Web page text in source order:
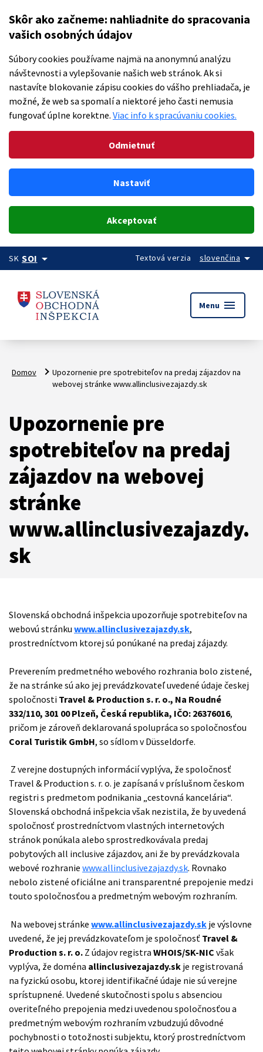
Skôr ako začneme: nahliadnite do spracovania
vašich osobných údajov
Súbory cookies používame najmä na anonymnú analýzu
návštevnosti a vylepšovanie našich web stránok. Ak si
nastavíte blokovanie zápisu cookies do vášho prehliadača, je
možné, že web sa spomalí a niektoré jeho časti nemusia
fungovať úplne korektne. Viac info k spracúvaniu cookies.
Odmietnuť
Nastaviť
Akceptovať
SK SOIarrow_drop_down Textová verzia slovenčina arrow_drop_down
Menu menu
Domov
Upozornenie pre spotrebiteľov na predaj zájazdov na
webovej stránke www.allinclusivezajazdy.sk
Upozornenie pre
spotrebiteľov na predaj
zájazdov na webovej
stránke
www.allinclusivezajazdy.
sk
Slovenská obchodná inšpekcia upozorňuje spotrebiteľov na
webovú stránku www.allinclusivezajazdy.sk,
prostredníctvom ktorej sú ponúkané na predaj zájazdy.
Preverením predmetného webového rozhrania bolo zistené,
že na stránke sú ako jej prevádzkovateľ uvedené údaje českej
spoločnosti Travel & Production s. r. o., Na Roudné
332/110, 301 00 Plzeň, Česká republika, IČO: 26376016,
pričom je zároveň deklarovaná spolupráca so spoločnosťou
Coral Turistik GmbH, so sídlom v Düsseldorfe.
Z verejne dostupných informácií vyplýva, že spoločnosť
Travel & Production s. r. o. je zapísaná v príslušnom českom
registri s predmetom podnikania „cestovná kancelária“.
Slovenská obchodná inšpekcia však nezistila, že by uvedená
spoločnosť prostredníctvom vlastných internetových
stránok ponúkala alebo sprostredkovávala predaj
pobytových all inclusive zájazdov, ani že by prevádzkovala
webové rozhranie www.allinclusivezajazdy.sk. Rovnako
nebolo zistené oficiálne ani transparentné prepojenie medzi
touto spoločnosťou a predmetným webovým rozhraním.
Na webovej stránke www.allinclusivezajazdy.sk je výslovne
uvedené, že jej prevádzkovateľom je spoločnosť Travel &
Production s. r. o. Z údajov registra WHOIS/SK-NIC však
vyplýva, že doména allinclusivezajazdy.sk je registrovaná
na fyzickú osobu, ktorej identifikačné údaje nie sú verejne
sprístupnené. Uvedené skutočnosti spolu s absenciou
overiteľného prepojenia medzi uvedenou spoločnosťou a
predmetným webovým rozhraním vzbudzujú dôvodné
pochybnosti o totožnosti subjektu, ktorý prostredníctvom